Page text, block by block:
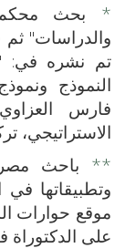
* بحث
والدراسات" ثم
تم نشره في:
النموذج
فارس
الاستراتيجي،
** باحث
وتطبيقاتها
موقع حوارات
على الدكتوراة